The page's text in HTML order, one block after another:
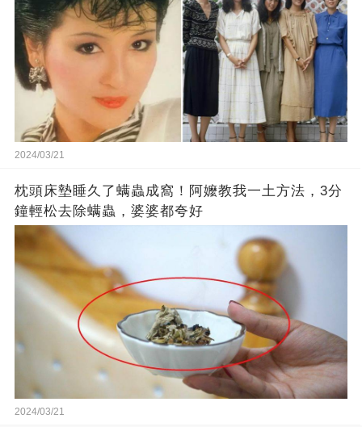
2024/03/21
枕頭床墊睡久了螨蟲成窩！阿嬤教我一土方法，3分
鐘輕松去除螨蟲，婆婆都夸好
2024/03/21